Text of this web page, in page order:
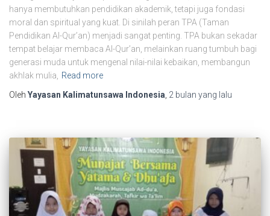
hanya membutuhkan pendidikan akademik, tetapi juga fondasi
moral dan spiritual yang kuat. Di sinilah peran TPA (Taman
Pendidikan Al-Qur’an) menjadi sangat penting. TPA bukan sekadar
tempat belajar membaca Al-Qur’an, melainkan ruang tumbuh bagi
generasi muda untuk mengenal nilai-nilai kebaikan, membangun
akhlak mulia,
Read more
Oleh Yayasan Kalimatunsawa Indonesia 2 bulan yang lalu